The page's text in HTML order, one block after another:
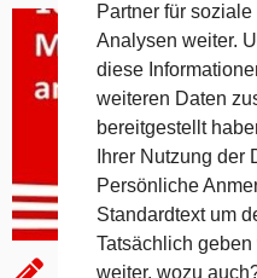
Partner für
Analysen weiter.
diese
weiteren Daten
bereitgestellt
Ihrer Nutzung der
Persönliche
Standardtext um
Tatsächlich
weiter, wozu